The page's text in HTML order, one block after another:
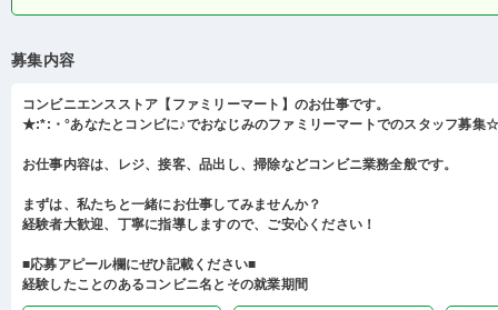
募集内容
コンビニエンスストア【ファミリーマート】のお仕事です。
★:*:・°あなたとコンビに♪でおなじみのファミリーマートでのスタッフ募集
お仕事内容は、レジ、接客、品出し、掃除などコンビニ業務全般です。
まずは、私たちと一緒にお仕事してみませんか？
経験者大歓迎、丁寧に指導しますので、ご安心ください！
■応募アピール欄にぜひ記載ください■
経験したことのあるコンビニ名とその就業期間